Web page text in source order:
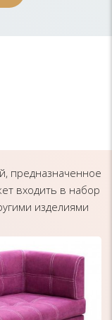
предназначенное
входить в набор
изделиями